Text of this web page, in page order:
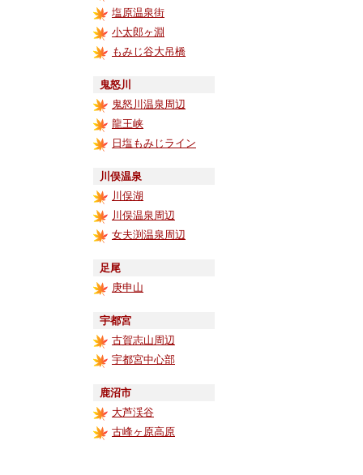
塩原温泉街
小太郎ヶ淵
もみじ谷大吊橋
鬼怒川
鬼怒川温泉周辺
龍王峡
日塩もみじライン
川俣温泉
川俣湖
川俣温泉周辺
女夫渕温泉周辺
足尾
庚申山
宇都宮
古賀志山周辺
宇都宮中心部
鹿沼市
大芦渓谷
古峰ヶ原高原